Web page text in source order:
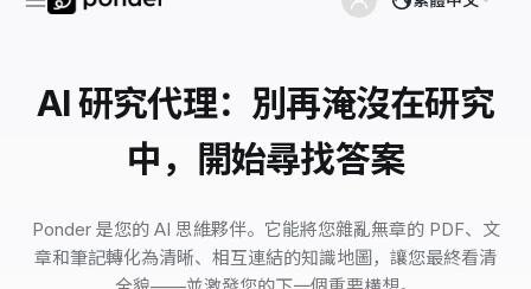
AI 研究代理：別再淹沒在研究
中，開始尋找答案
Ponder 是您的 AI 思維夥伴。它能將您雜亂無章的 PDF、文
章和筆記轉化為清晰、相互連結的知識地圖，讓您最終看清